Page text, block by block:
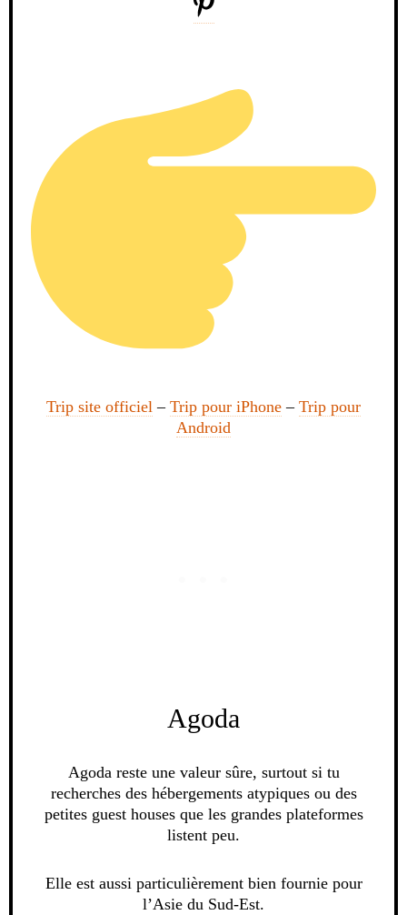
Trip site officiel – Trip pour iPhone – Trip pour
Android
Agoda
Agoda reste une valeur sûre, surtout si tu
recherches des hébergements atypiques ou des
petites guest houses que les grandes plateformes
listent peu.
Elle est aussi particulièrement bien fournie pour
l’Asie du Sud-Est.